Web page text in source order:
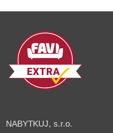
NABYTKUJ, s.r.o.